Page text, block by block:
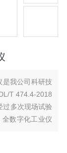
是我公司科研技
T 474.4-2018
过多次现场试验
数字化工业仪
全可靠